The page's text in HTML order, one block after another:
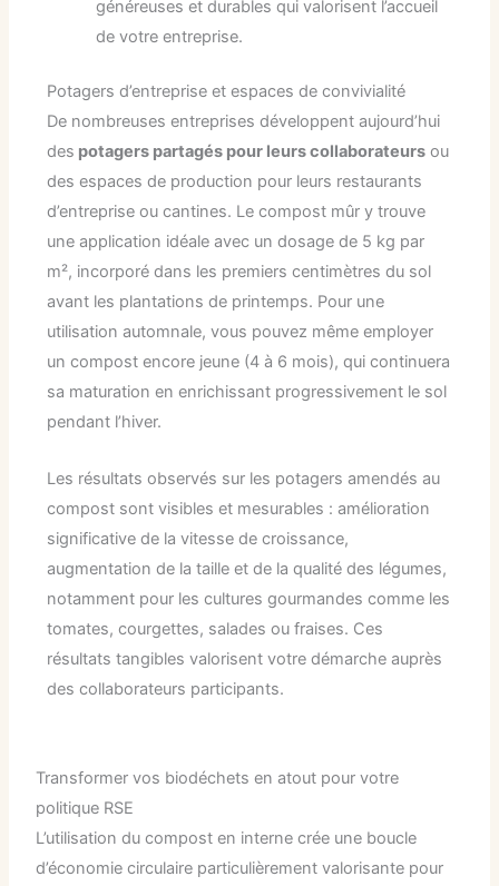
généreuses et durables qui valorisent l’accueil
de votre entreprise.
Potagers d’entreprise et espaces de convivialité
De nombreuses entreprises développent aujourd’hui
des potagers partagés pour leurs collaborateurs ou
des espaces de production pour leurs restaurants
d’entreprise ou cantines. Le compost mûr y trouve
une application idéale avec un dosage de 5 kg par
m², incorporé dans les premiers centimètres du sol
avant les plantations de printemps. Pour une
utilisation automnale, vous pouvez même employer
un compost encore jeune (4 à 6 mois), qui continuera
sa maturation en enrichissant progressivement le sol
pendant l’hiver.
Les résultats observés sur les potagers amendés au
compost sont visibles et mesurables : amélioration
significative de la vitesse de croissance,
augmentation de la taille et de la qualité des légumes,
notamment pour les cultures gourmandes comme les
tomates, courgettes, salades ou fraises. Ces
résultats tangibles valorisent votre démarche auprès
des collaborateurs participants.
Transformer vos biodéchets en atout pour votre
politique RSE
L’utilisation du compost en interne crée une boucle
d’économie circulaire particulièrement valorisante pour